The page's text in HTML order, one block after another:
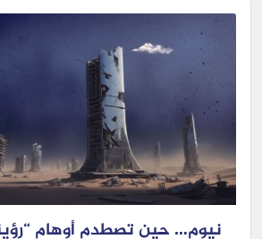
نيوم… حين تصطدم أوهام